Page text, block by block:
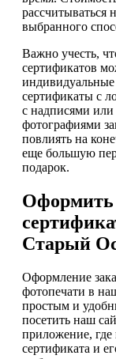
рассчитываться
выбранного
Важно учесть,
сертификатов
сертификаты с
с надписями
фотографиями
повлиять на
еще большую
подарок.
Оформить
Старый
Оформление
фотопечати в
простым и
посетить наш
приложение,
сертификата и